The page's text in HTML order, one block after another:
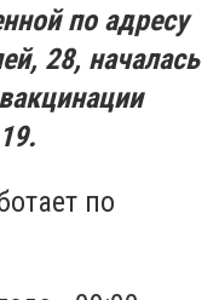
по адресу
28, началась
по